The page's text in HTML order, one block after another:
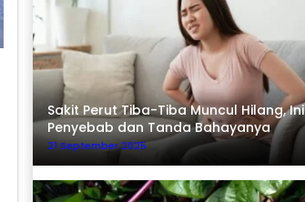
Sakit Perut Tiba-Tiba Muncul Hilang, Ini
Penyebab dan Tanda Bahayanya
21 September 2025